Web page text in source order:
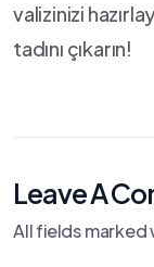
valizinizi‍
tadını çıkarın!
Leave A
All fields marked